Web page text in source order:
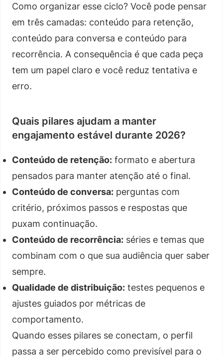
Como organizar esse ciclo? Você pode pensar
em três camadas: conteúdo para retenção,
conteúdo para conversa e conteúdo para
recorrência. A consequência é que cada peça
tem um papel claro e você reduz tentativa e
erro.
Quais pilares ajudam a manter
engajamento estável durante 2026?
Conteúdo de retenção: formato e abertura
pensados para manter atenção até o final.
Conteúdo de conversa: perguntas com
critério, próximos passos e respostas que
puxam continuação.
Conteúdo de recorrência: séries e temas que
combinam com o que sua audiência quer saber
sempre.
Qualidade de distribuição: testes pequenos e
ajustes guiados por métricas de
comportamento.
Quando esses pilares se conectam, o perfil
passa a ser percebido como previsível para o